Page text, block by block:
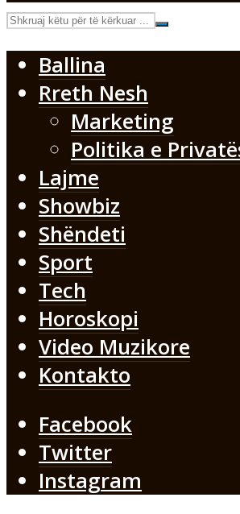
Ballina
Rreth Nesh
Marketing
Politika e
Lajme
Showbiz
Shëndeti
Sport
Tech
Horoskopi
Video Muzikore
Kontakto
Facebook
Twitter
Instagram